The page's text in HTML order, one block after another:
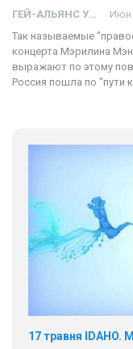
ГЕЙ-АЛЬЯНС УКРАИНА Июн
Так называемые
концерта Мэрилина
выражают по этому
Россия пошла по "пути